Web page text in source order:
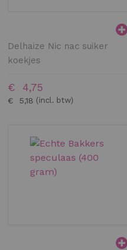
Delhaize Nic nac suiker
koekjes
€ 5,18
€ 4,75